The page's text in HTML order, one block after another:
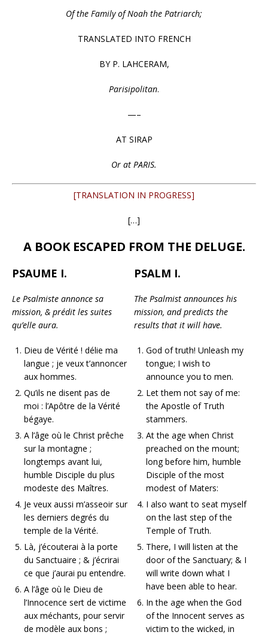
Of the Family of Noah the Patriarch;
TRANSLATED INTO FRENCH
BY P. LAHCERAM,
Parisipolitan.
—–
AT SIRAP
Or at PARIS.
[TRANSLATION IN PROGRESS]
[…]
A BOOK ESCAPED FROM THE DELUGE.
PSAUME I.
Le Psalmiste annonce sa
mission, & prédit les suites
qu’elle aura.
Dieu de Vérité ! délie ma
langue ; je veux t’annoncer
aux hommes.
Qu’ils ne disent pas de
moi : l’Apôtre de la Vérité
bégaye.
A l’âge où le Christ prêche
sur la montagne ;
longtemps avant lui,
humble Disciple du plus
modeste des Maîtres.
Je veux aussi m’asseoir sur
les derniers degrés du
temple de la Vérité.
Là, j’écouterai à la porte
du Sanctuaire ; & j’écrirai
ce que j’aurai pu entendre.
A l’âge où le Dieu de
l’Innocence sert de victime
aux méchants, pour servir
de modèle aux bons ;
PSALM I.
The Psalmist announces his
mission, and predicts the
results that it will have.
God of truth! Unleash my
tongue; I wish to
announce you to men.
Let them not say of me:
the Apostle of Truth
stammers.
At the age when Christ
preached on the mount;
long before him, humble
Disciple of the most
modest of Maters:
I also want to seat myself
on the last step of the
Temple of Truth.
There, I will listen at the
door of the Sanctuary; & I
will write down what I
have been able to hear.
In the age when the God
of the Innocent serves as
victim to the wicked, in